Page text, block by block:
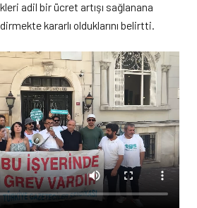
adil bir ücret artışı sağlanana
kararlı olduklarını belirtti.